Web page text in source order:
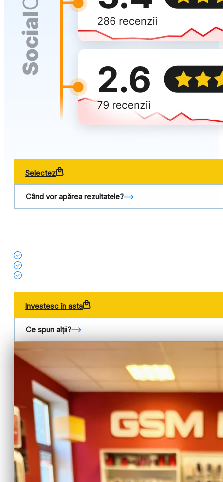
Selectez
Când vor apărea rezultatele?
Investesc în asta
Ce spun alții?